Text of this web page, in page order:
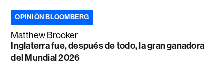
OPINIÓN BLOOMBERG
Matthew Brooker
Inglaterra fue, después de todo, la gran ganadora
del Mundial 2026